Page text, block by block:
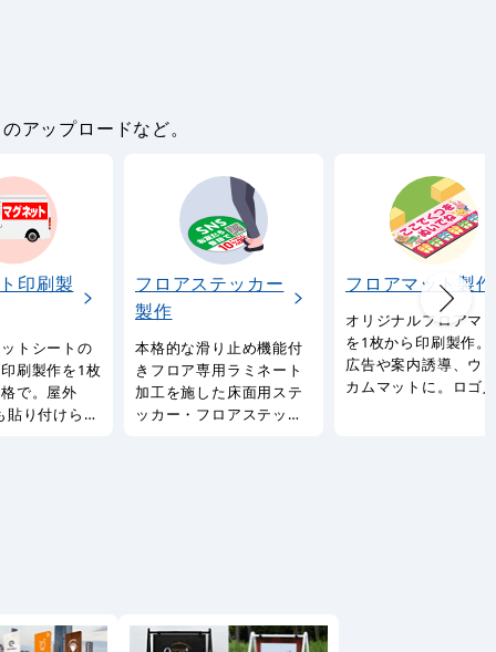
アップロードなど。
印刷製
トシートの
刷製作を1枚
で。屋外
貼り付けられ
フロアステッカー
製作
本格的な滑り止め機能付
きフロア専用ラミネート
加工を施した床面用ステ
ッカー・フロアステッカ
フロアマット製作
オリジナルフロアマ
を1枚から印刷製作。
広告や案内誘導、ウ
カムマットに。ロゴ